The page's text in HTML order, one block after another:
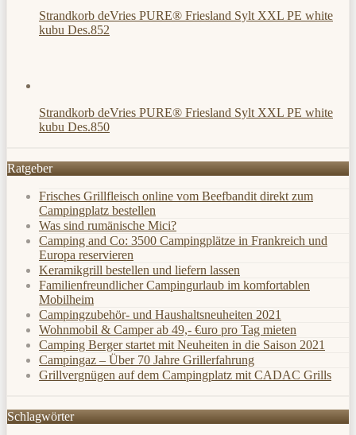
Strandkorb deVries PURE® Friesland Sylt XXL PE white
kubu Des.852
Strandkorb deVries PURE® Friesland Sylt XXL PE white
kubu Des.850
Ratgeber
Frisches Grillfleisch online vom Beefbandit direkt zum
Campingplatz bestellen
Was sind rumänische Mici?
Camping and Co: 3500 Campingplätze in Frankreich und
Europa reservieren
Keramikgrill bestellen und liefern lassen
Familienfreundlicher Campingurlaub im komfortablen
Mobilheim
Campingzubehör- und Haushaltsneuheiten 2021
Wohnmobil & Camper ab 49,- €uro pro Tag mieten
Camping Berger startet mit Neuheiten in die Saison 2021
Campingaz – Über 70 Jahre Grillerfahrung
Grillvergnügen auf dem Campingplatz mit CADAC Grills
Schlagwörter